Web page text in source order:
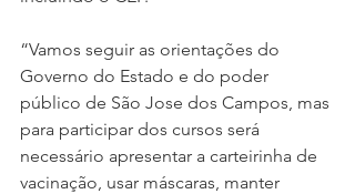
“Vamos seguir as orientações do
Governo do Estado e do poder
público de São Jose dos Campos, mas
para participar dos cursos será
necessário apresentar a carteirinha de
vacinação, usar máscaras, manter